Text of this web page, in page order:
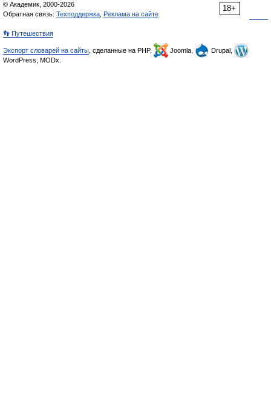
18+
© Академик, 2000-2026
Обратная связь: Техподдержка Реклама на сайте
👣 Путешествия
Экспорт словарей на сайты , сделанные на PHP, Joomla,
Drupal,
WordPress, MODx.